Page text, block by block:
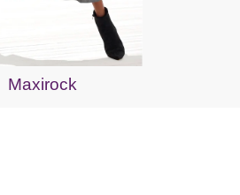
Maxirock